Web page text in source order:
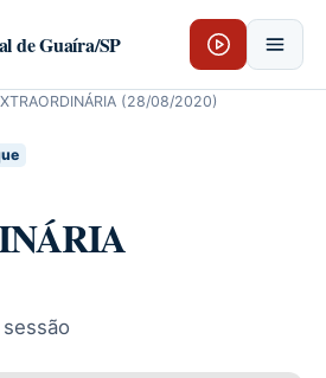
de Guaíra/SP
(28/08/2020)